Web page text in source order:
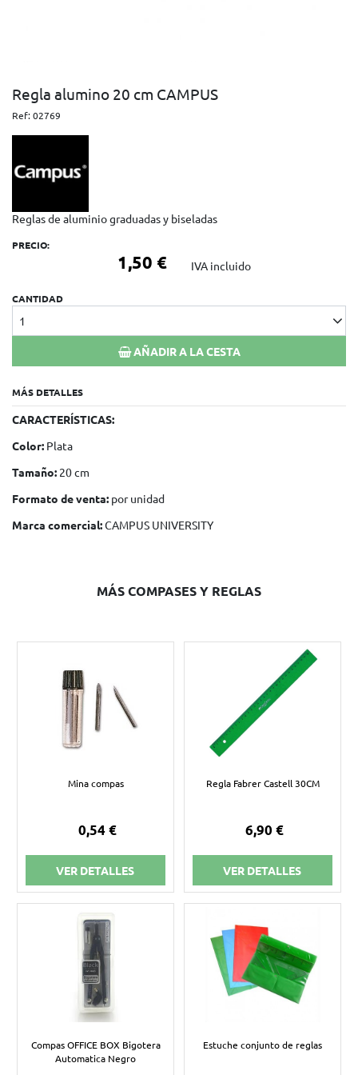
Regla alumino 20 cm CAMPUS
Ref:02769
Reglas de aluminio graduadas y biseladas
PRECIO:
1,50 € IVA incluido
CANTIDAD
1
AÑADIR A LA CESTA
MÁS DETALLES
CARACTERÍSTICAS:
Color: Plata
Tamaño: 20 cm
Formato de venta: por unidad
Marca comercial:CAMPUS UNIVERSITY
MÁS COMPASES Y REGLAS
Mina compas
0,54 €
VER DETALLES
Regla Fabrer Castell 30CM
6,90 €
VER DETALLES
Compas OFFICE BOX Bigotera
Automatica Negro
Estuche conjunto de reglas